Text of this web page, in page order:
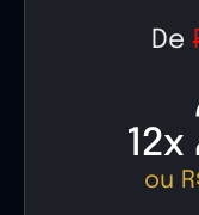
De
12x
ou